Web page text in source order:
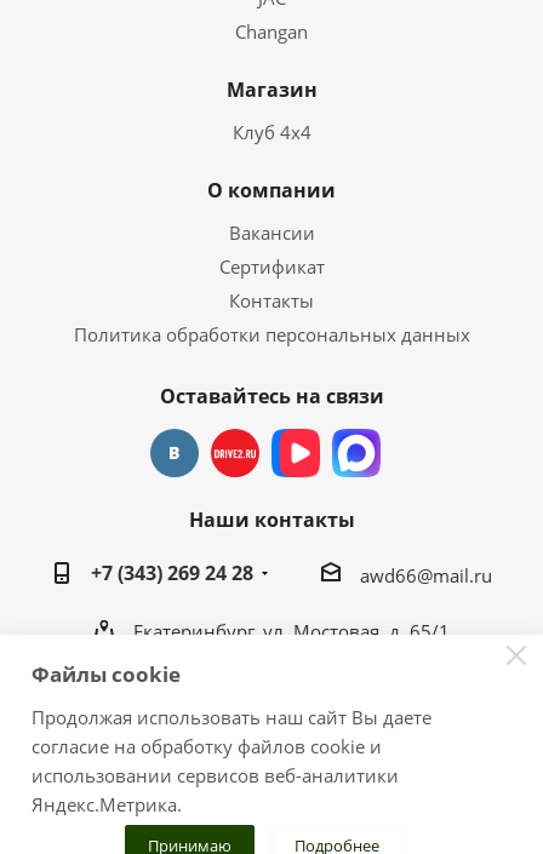
Changan
Магазин
Клуб 4х4
О компании
Вакансии
Сертификат
Контакты
Политика обработки персональных данных
Оставайтесь на связи
Наши контакты
+7 (343) 269 24 28
awd66@mail.ru
Екатеринбург, ул. Мостовая, д. 65/1
2026 © Тюнинг-центр "ГаражЪ 4х4"
Публикация размещенных материалов на других
ресурсах только с разрешения администрации сайта.
Файлы cookie
Продолжая использовать наш сайт Вы даете
согласие на обработку файлов cookie и
использовании сервисов веб-аналитики
Яндекс.Метрика.
Принимаю Подробнее